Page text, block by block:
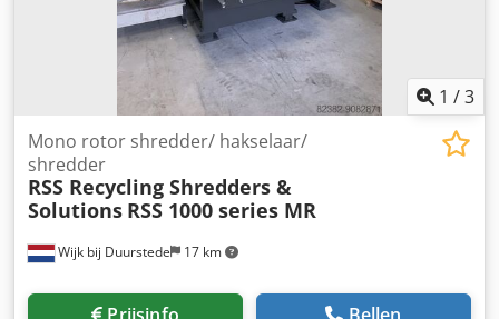
1 /3
Wijk bij Duurstede 17 km
Mono rotor shredder/ hakselaar/
shredder
RSS Recycling Shredders &
Solutions RSS 1000 series MR